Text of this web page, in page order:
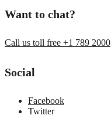
Want to chat?
Call us toll free +1 789 2000
Social
Facebook
Twitter